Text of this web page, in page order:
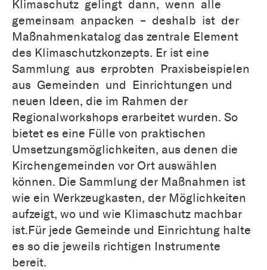
Klimaschutz gelingt dann, wenn alle
gemeinsam anpacken – deshalb ist der
Maßnahmenkatalog das zentrale Element
des Klimaschutzkonzepts. Er ist eine
Sammlung aus erprobten Praxisbeispielen
aus Gemeinden und Einrichtungen und
neuen Ideen, die im Rahmen der
Regionalworkshops erarbeitet wurden. So
bietet es eine Fülle von praktischen
Umsetzungsmöglichkeiten, aus denen die
Kirchengemeinden vor Ort auswählen
können. Die Sammlung der Maßnahmen ist
wie ein Werkzeugkasten, der Möglichkeiten
aufzeigt, wo und wie Klimaschutz machbar
ist.Für jede Gemeinde und Einrichtung halte
es so die jeweils richtigen Instrumente
bereit.